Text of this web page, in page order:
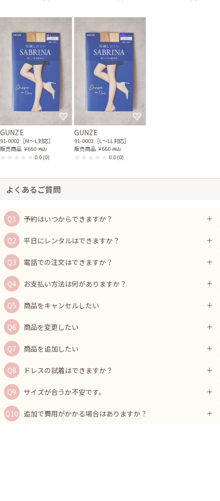
GUNZE
91-0002［M〜L対応］
販売商品 ￥660 (税込)
0.0(0)
GUNZE
91-0003［L〜LL対応］
販売商品 ￥660 (税込)
0.0(0)
よくあるご質問
予約はいつからできますか？
平日にレンタルはできますか？
電話での注文はできますか？
お支払い方法は何がありますか？
商品をキャンセルしたい
商品を変更したい
商品を追加したい
ドレスの試着はできますか？
サイズが合うか不安です。
追加で費用がかかる場合はありますか？